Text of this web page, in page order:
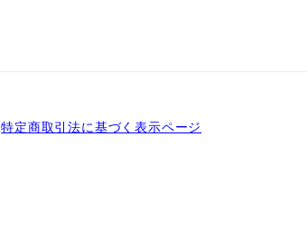
特定商取引法に基づく表示ページ